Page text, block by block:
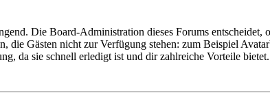
Die Board-Administration dieses Forums
die Gästen nicht zur Verfügung stehen: zum Beispiel
da sie schnell erledigt ist und dir zahlreiche Vorteile bietet.